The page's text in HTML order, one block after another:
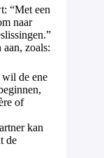
“Met een
naar
zoals:
de ene
of
kan
de